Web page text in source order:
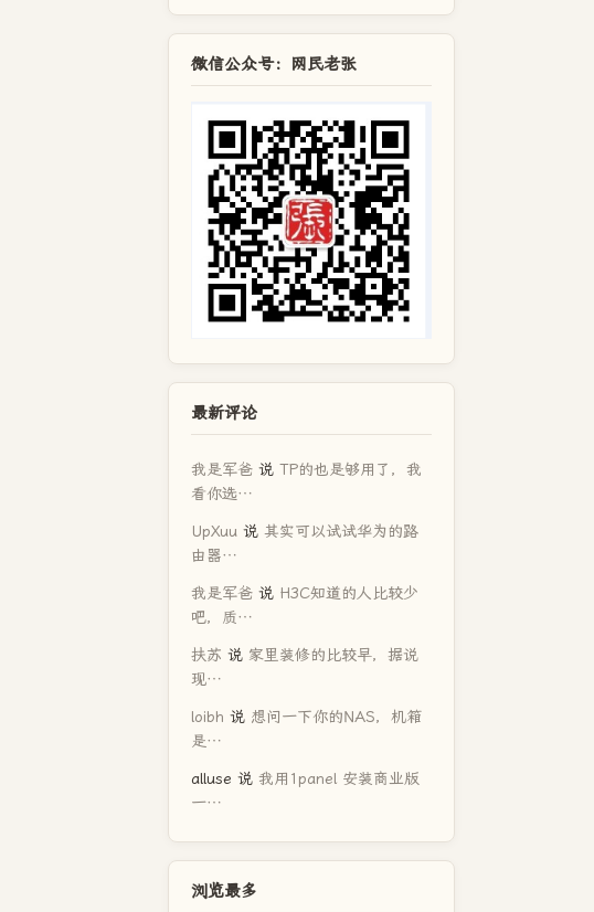
微信公众号：网民老张
最新评论
我是军爸 说 TP的也是够用了，我
看你选…
UpXuu 说 其实可以试试华为的路
由器…
我是军爸 说 H3C知道的人比较少
吧，质…
扶苏 说 家里装修的比较早，据说
现…
loibh 说 想问一下你的NAS，机箱
是…
alluse 说 我用1panel 安装商业版
一…
浏览最多